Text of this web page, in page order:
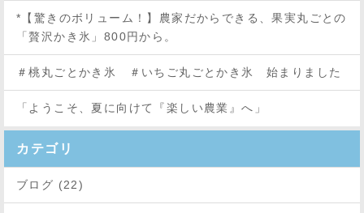
*【驚きのボリューム！】農家だからできる、果実丸ごとの
「贅沢かき氷」800円から。
＃桃丸ごとかき氷 ＃いちご丸ごとかき氷 始まりました
「ようこそ、夏に向けて『楽しい農業』へ」
カテゴリ
ブログ (22)